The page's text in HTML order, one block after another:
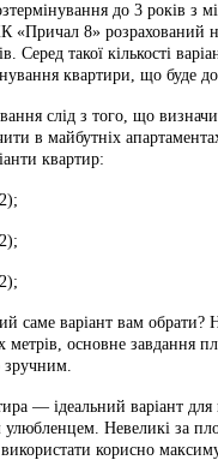
до 3 років з
«Причал 8» розрахований
Серед такої кількості
квартири, що буде
слід з того, що
в майбутніх
квартир:
саме варіант вам обрати?
метрів, основне завдання
— ідеальний варіант для
Невеликі за
корисно